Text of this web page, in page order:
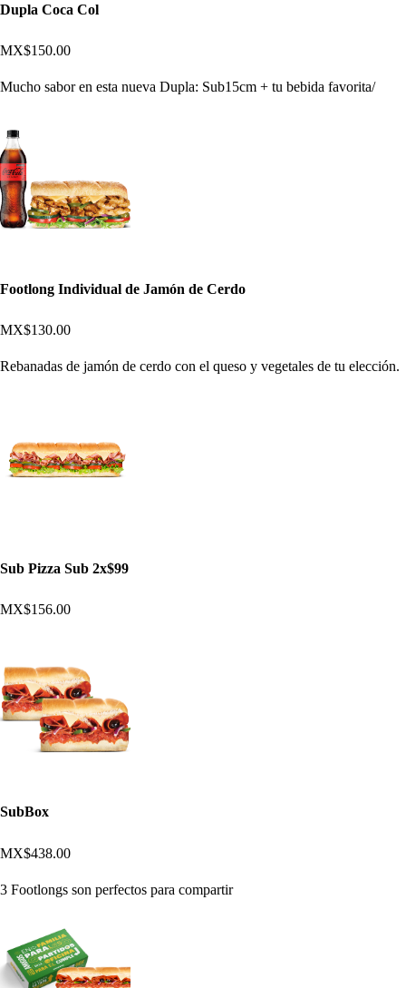
Dupla Coca Col
MX$150.00
Mucho sabor en esta nueva Dupla: Sub15cm + tu bebida favorita/
Footlong Individual de Jamón de Cerdo
MX$130.00
Rebanadas de jamón de cerdo con el queso y vegetales de tu elección.
Sub Pizza Sub 2x$99
MX$156.00
SubBox
MX$438.00
3 Footlongs son perfectos para compartir